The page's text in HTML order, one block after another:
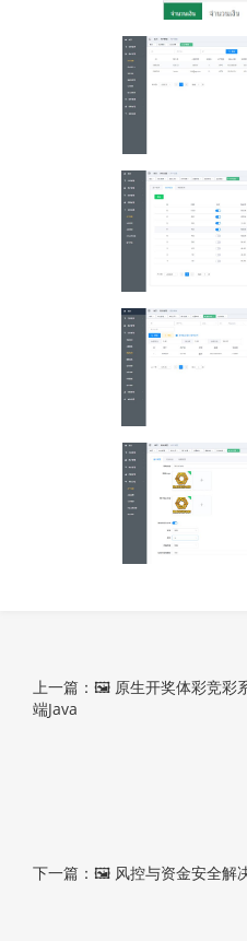
上一篇：🖼 原生开奖体彩竞彩
端Java
下一篇：🖼 风控与资金安全解